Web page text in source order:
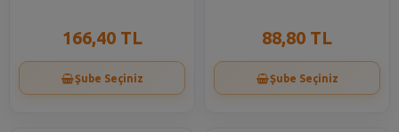
166,40 TL
Şube Seçiniz
88,80 TL
Şube Seçiniz